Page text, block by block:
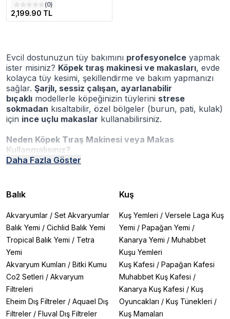
(0)
2,199.90 TL
Evcil dostunuzun tüy bakımını profesyonelce yapmak
ister misiniz? Köpek tıraş makinesi ve makasları, evde
kolayca tüy kesimi, şekillendirme ve bakım yapmanızı
sağlar. Şarjlı, sessiz çalışan, ayarlanabilir
bıçaklı modellerle köpeğinizin tüylerini strese
sokmadan kısaltabilir, özel bölgeler (burun, pati, kulak)
için ince uçlu makaslar kullanabilirsiniz.
Neden Köpek Tıraş Makinesi veya Makas
Kullanmalısınız?
✔ Evde profesyonel bakım
köpeğiniz rahat etsin.
– İstenilen uzunlukta tıraş
yapın (0.5mm’den 10mm’ye kadar).
Özel bölgeler için tasarım
– Burun, kulak, pati
çevresine özel makas ve başlıklar.
✔ Uzun pil ömrü – Şarjlı modellerle kesintisiz kullanım.
En Çok Tercih Edilen Ürünler:
Neakasa P0/P1/P2 Pro – Akıllı, şarjlı ve
ayarlanabilir
bıçaklı
🔹 Holytachi Çift Başlıklı– İnce ve geniş başlık
seçenekleriyletüm vücut tıraşı.
Daha Fazla Göster
Balık
Akvaryumlar / Set Akvaryumlar
Balık Yemi / Cichlid Balık Yemi
Tropical Balık Yemi / Tetra
Yemi
Akvaryum Kumları / Bitki Kumu
Co2 Setleri / Akvaryum
Filtreleri
Eheim Dış Filtreler / Aquael Dış
Filtreler / Fluval Dış Filtreler
Kuş
Kuş Yemleri / Versele Laga Kuş
Yemi / Papağan Yemi /
Kanarya Yemi / Muhabbet
Kuşu Yemleri
Kuş Kafesi / Papağan Kafesi
Muhabbet Kuş Kafesi /
Kanarya Kuş Kafesi / Kuş
Oyuncakları / Kuş Tünekleri /
Kuş Mamaları